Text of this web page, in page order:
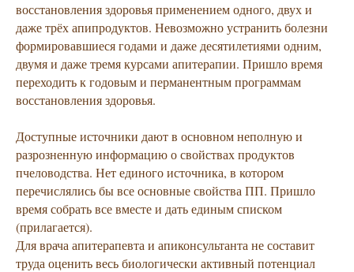
восстановления здоровья применением одного, двух и
даже трёх апипродуктов. Невозможно устранить болезни
формировавшиеся годами и даже десятилетиями одним,
двумя и даже тремя курсами апитерапии. Пришло время
переходить к годовым и перманентным программам
восстановления здоровья.
Доступные источники дают в основном неполную и
разрозненную информацию о свойствах продуктов
пчеловодства. Нет единого источника, в котором
перечислялись бы все основные свойства ПП. Пришло
время собрать все вместе и дать единым списком
(прилагается).
Для врача апитерапевта и апиконсультанта не составит
труда оценить весь биологически активный потенциал